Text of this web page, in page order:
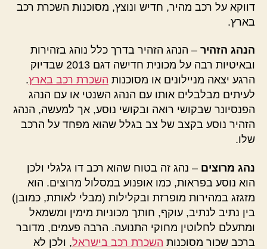
דווקא על רכב מהיר, חדיש ונוצץ, מסוכנות השכרת רכב
בארץ.
הנהג הזהיר – הנהג הזהיר בדרך כלל נוהג בזהירות
ובאיטיות רבה על מכונית חדישה דגם 2013 שבדיוק
הרגע יצאה מניילונים או מסוכנות השכרת רכב בארץ.
לעיתים מבלבלים אותו עם הנהג השנטי או עם הנהג
הפנסיונר שבקושי רואה ובקושי נוסע, אך למעשה, הנהג
הזהיר נוסע בקצב של צב בגלל שהוא מפחד על הרכב
שלו.
נהג מרוצים – נהג זה בטוח שהוא רכב דו גלגלי ולכן
הוא נוסע בפראות, כמו אופנוע במסלול מרוצים. הוא
מזגזג במהירות מופרזת ובקלילות (מבלי לאותת, כמובן)
בין נתיב לנתיב, עוקף, חותך מכוניות מימין ומשמאל
ומתעלם לחלוטין מחוקי התנועה. הרבה פעמים, מדובר
ברכב שכור מסוכנות השכרת רכב בישראל, ולכן לא